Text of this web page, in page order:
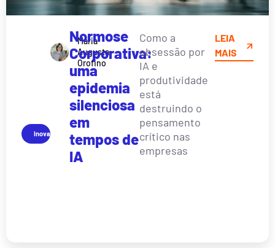
Inovação
Maria
Augusta
Orofino
Normose
Corporativa:
uma
epidemia
silenciosa
em
tempos de
IA
Como a
obsessão por
IA e
produtividade
está
destruindo o
pensamento
crítico nas
empresas
LEIA
MAIS